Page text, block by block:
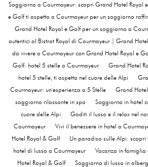
Soggiorno a Courmayeur: scopri Grand Hotel Royal
e Golf ti aspetta a Courmayeur per un soggiorno
Grand Hotel Royal e Golf per un soggiorno a
autentici al Bistrot Royal di Courmayeur | Grand
da vivere a Courmayeur con Grand Hotel Royal e
Golf: hotel 5 stelle a Courmayeur
Grand Hotel
hotel 5 stelle, ti aspetta nel cuore delle Alpi
Courmayeur: un'esperienza a 5 Stelle
Grand
soggiorno rilassante in spa
Soggiorna in hotel
cuore delle Alpi
Goditi il lusso e il relax nel
Courmayeur
Vivi il benessere in hotel a
Hotel Royal & Golf
Un paradiso sulle Alpi:
hotel di lusso a Courmayeur
Vacanza in
Hotel Royal & Golf
Soggiorno di lusso in